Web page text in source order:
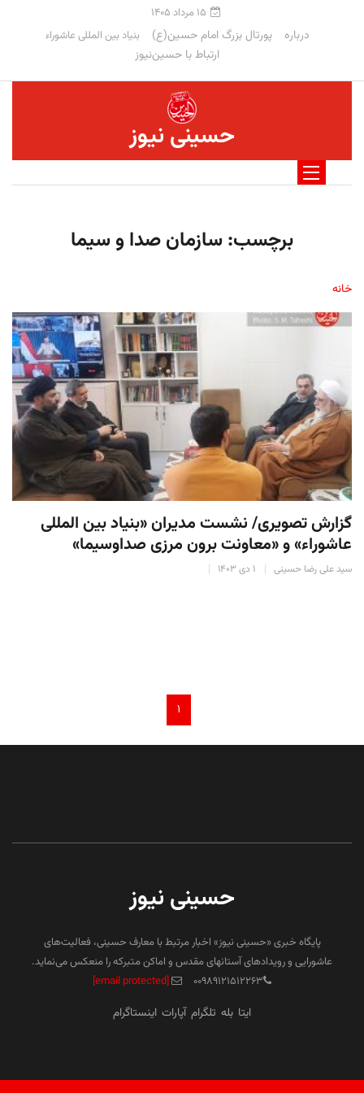
۱۵ مرداد ۱۴۰۵
درباره پورتال بزرگ امام حسین(ع) بنیاد بین المللی عاشوراء
ارتباط با حسین‌نیوز
حسینی نیوز
برچسب:سازمان صدا و سیما
خانه
گزارش تصویری/ نشست مدیران «بنیاد بین المللی
عاشوراء» و «معاونت برون مرزی صداوسیما»
سید علی رضا حسینی ۱ دی ۱۴۰۳
۱
حسینی نیوز
پایگاه خبری «حسینی نیوز» اخبار مرتبط با معارف حسینی، فعالیت‌های
عاشورایی و رویدادهای آستانهای مقدس و اماکن متبرکه را منعکس می‌نماید.
۰۰۹۸۹۱۲۱۵۱۲۲۶۳
[email protected]
ایتا بله تلگرام آپارات اینستاگرام